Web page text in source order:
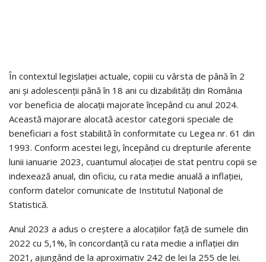
În contextul legislației actuale, copiii cu vârsta de până în 2
ani și adolescenții până în 18 ani cu dizabilități din România
vor beneficia de alocații majorate începând cu anul 2024.
Această majorare alocată acestor categorii speciale de
beneficiari a fost stabilită în conformitate cu Legea nr. 61 din
1993. Conform acestei legi, începând cu drepturile aferente
lunii ianuarie 2023, cuantumul alocației de stat pentru copii se
indexează anual, din oficiu, cu rata medie anuală a inflației,
conform datelor comunicate de Institutul Național de
Statistică.
Anul 2023 a adus o creștere a alocațiilor față de sumele din
2022 cu 5,1%, în concordanță cu rata medie a inflației din
2021, ajungând de la aproximativ 242 de lei la 255 de lei.